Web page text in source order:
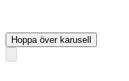
Hoppa över karusell